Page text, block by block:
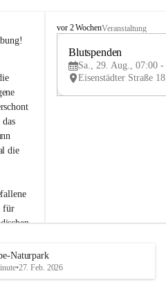
die
für
oder
Bitte
B
e
u
e
d
vor 2 WochenVeranstaltung
Blutspenden
Sa., 29. Aug., 07:00 -
Naturpark
•27. Feb. 2026